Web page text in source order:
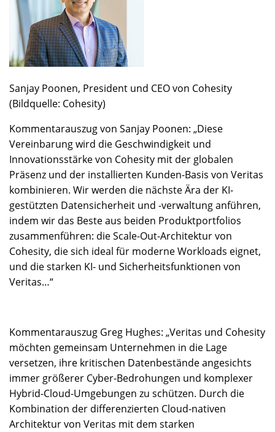
Sanjay Poonen, President und CEO von Cohesity
(Bildquelle: Cohesity)
Kommentarauszug von Sanjay Poonen: „Diese
Vereinbarung wird die Geschwindigkeit und
Innovationsstärke von Cohesity mit der globalen
Präsenz und der installierten Kunden-Basis von Veritas
kombinieren. Wir werden die nächste Ära der KI-
gestützten Datensicherheit und -verwaltung anführen,
indem wir das Beste aus beiden Produktportfolios
zusammenführen: die Scale-Out-Architektur von
Cohesity, die sich ideal für moderne Workloads eignet,
und die starken KI- und Sicherheitsfunktionen von
Veritas…“
Kommentarauszug Greg Hughes: „Veritas und Cohesity
möchten gemeinsam Unternehmen in die Lage
versetzen, ihre kritischen Datenbestände angesichts
immer größerer Cyber-Bedrohungen und komplexer
Hybrid-Cloud-Umgebungen zu schützen. Durch die
Kombination der differenzierten Cloud-nativen
Architektur von Veritas mit dem starken